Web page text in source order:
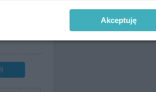
Akceptuję